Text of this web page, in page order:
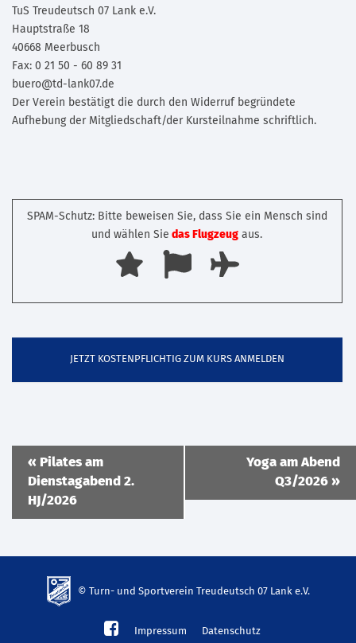
TuS Treudeutsch 07 Lank e.V.
Hauptstraße 18
40668 Meerbusch
Fax: 0 21 50 - 60 89 31
buero@td-lank07.de
Der Verein bestätigt die durch den Widerruf begründete
Aufhebung der Mitgliedschaft/der Kursteilnahme schriftlich.
SPAM-Schutz: Bitte beweisen Sie, dass Sie ein Mensch sind
und wählen Sie das Flugzeug aus.
Veranstaltung
Navigation
« Pilates am
Dienstagabend 2.
HJ/2026
Yoga am Abend
Q3/2026 »
© Turn- und Sportverein Treudeutsch 07 Lank e.V.
Impressum Datenschutz